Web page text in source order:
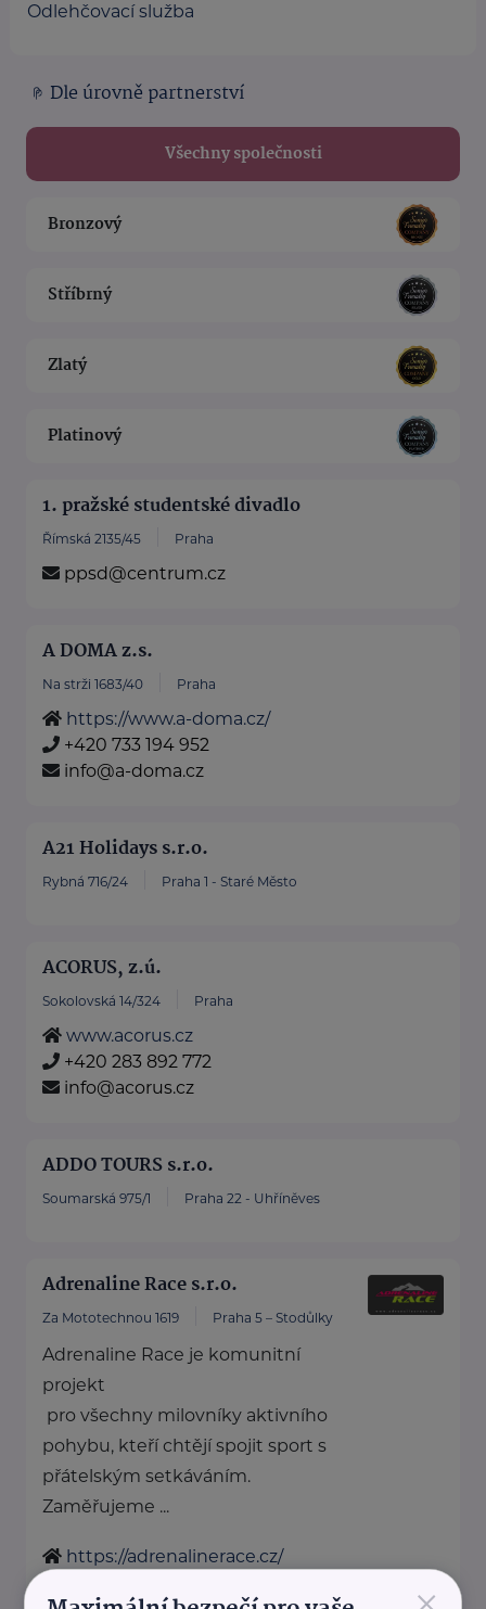
Odlehčovací služba
Dle úrovně partnerství
Všechny společnosti
Bronzový
Stříbrný
Zlatý
Platinový
1. pražské studentské divadlo
Římská 2135/45 Praha
ppsd@centrum.cz
A DOMA z.s.
Na strži 1683/40 Praha
https://www.a-doma.cz/
+420 733 194 952
info@a-doma.cz
A21 Holidays s.r.o.
Rybná 716/24 Praha 1 - Staré Město
ACORUS, z.ú.
Sokolovská 14/324 Praha
www.acorus.cz
+420 283 892 772
info@acorus.cz
ADDO TOURS s.r.o.
Soumarská 975/1 Praha 22 - Uhříněves
Adrenaline Race s.r.o.
Za Mototechnou 1619 Praha 5 – Stodůlky
Adrenaline Race je komunitní
projekt
pro všechny milovníky aktivního
pohybu, kteří chtějí spojit sport s
přátelským setkáváním.
Zaměřujeme ...
https://adrenalinerace.cz/